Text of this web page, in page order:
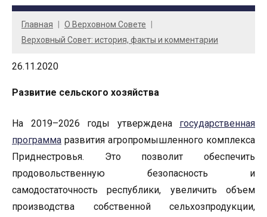
Главная
О Верховном Совете
Верховный Совет: история, факты и комментарии
26.11.2020
Развитие сельского хозяйства
На 2019–2026 годы утверждена государственная
программа развития агропромышленного комплекса
Приднестровья. Это позволит обеспечить
продовольственную безопасность и
самодостаточность республики, увеличить объем
производства собственной сельхозпродукции,